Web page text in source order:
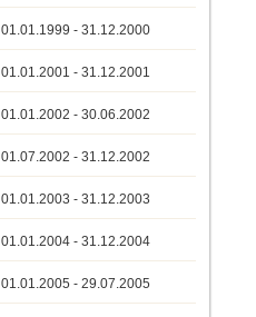
01.01.1999 - 31.12.2000
01.01.2001 - 31.12.2001
01.01.2002 - 30.06.2002
01.07.2002 - 31.12.2002
01.01.2003 - 31.12.2003
01.01.2004 - 31.12.2004
01.01.2005 - 29.07.2005